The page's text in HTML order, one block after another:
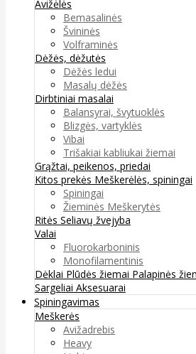
Avižėlės
Bemasalinės
Švininės
Volframinės
Dėžės, dėžutės
Dėžės ledui
Masalų dėžės
Dirbtiniai masalai
Balansyrai, švytuoklės
Blizgės, vartyklės
Vibai
Trišakiai kabliukai žiemai
Grąžtai, peikenos, priedai
Kitos prekės Meškerėlės, spiningai
Spiningai
Žieminės Meškerytės
Ritės Seliavų žvejyba
Valai
Fluorokarboninis
Monofilamentinis
Dėklai Plūdės žiemai Palapinės
Sargeliai Aksesuarai
Spiningavimas
Meškerės
Avižadrebis
Heavy